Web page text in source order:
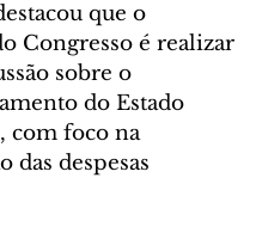
que o
Congresso é realizar
sobre o
do Estado
com foco na
das despesas